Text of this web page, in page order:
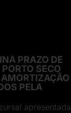
PRAZO DE
SECO
PELA
apresentada